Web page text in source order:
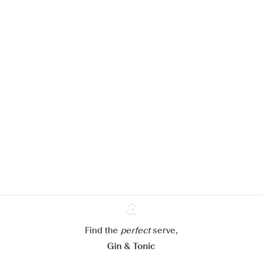
Ginventory
Find the perfectserve,
Gin & Tonic